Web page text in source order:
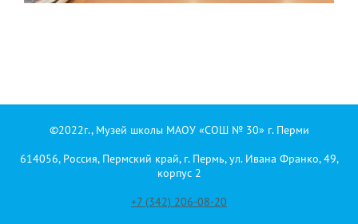
©2022г., Музей школы МАОУ «СОШ № 30» г. Перми
614056, Россия, Пермский край, г. Пермь, ул. Ивана Франко, 49,
корпус 2
+7 (342) 206-08-20